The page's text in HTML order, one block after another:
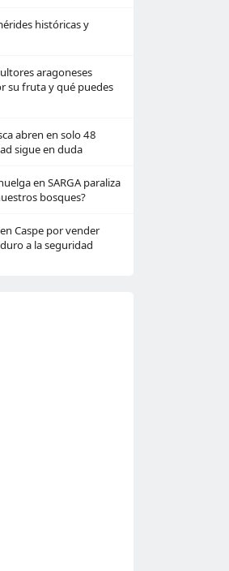
históricas y
aragoneses
su fruta y qué puedes
abren en solo 48
sigue en duda
en SARGA paraliza
bosques?
Caspe por vender
a la seguridad